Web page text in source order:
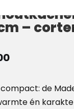
–
Huidige
is:
€ 1.199,00.
de
én